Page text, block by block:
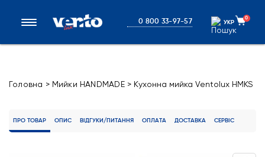
0 800 33-97-57 УКР
УКР
0
Головна > Мийки HANDMADE> Кухонна мийка Ventolux HMKS
ПРО ТОВАР ОПИС ВІДГУКИ/ПИТАННЯ ОПЛАТА ДОСТАВКА СЕРВІС